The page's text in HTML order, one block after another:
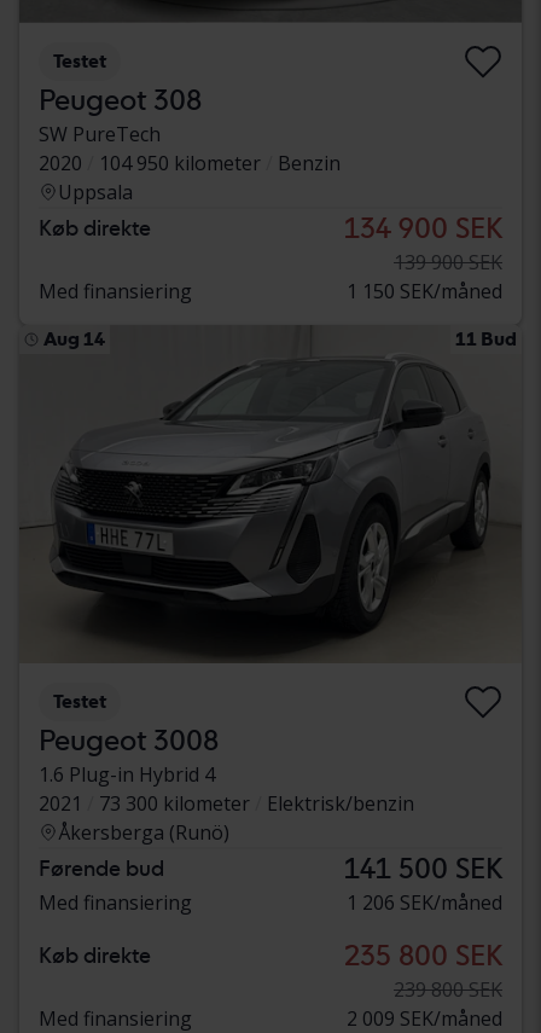
Testet
Peugeot 308
SW PureTech
2020
104 950 kilometer
Benzin
Uppsala
Køb direkte 134 900 SEK
139 900 SEK
Med finansiering
1 150 SEK/måned
Aug 14 11 Bud
Testet
Peugeot 3008
1.6 Plug-in Hybrid 4
2021
73 300 kilometer
Elektrisk/benzin
Åkersberga (Runö)
Førende bud 141 500 SEK
Med finansiering 1 206 SEK/måned
Køb direkte 235 800 SEK
239 800 SEK
Med finansiering
2 009 SEK/måned